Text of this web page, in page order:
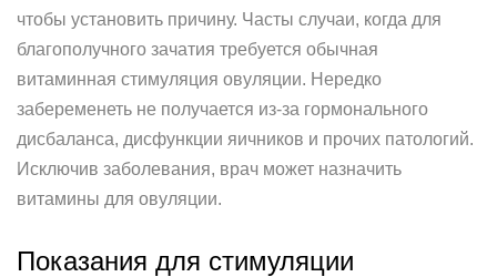
чтобы установить причину. Часты случаи, когда для
благополучного зачатия требуется обычная
витаминная стимуляция овуляции. Нередко
забеременеть не получается из-за гормонального
дисбаланса, дисфункции яичников и прочих патологий.
Исключив заболевания, врач может назначить
витамины для овуляции.
Показания для стимуляции